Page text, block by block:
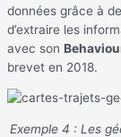
données grâce à
d’extraire les
avec son
brevet en 2018.
Exemple 4 : Les